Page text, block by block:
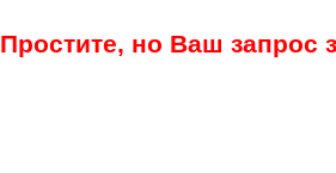
Простите, но Ваш запрос